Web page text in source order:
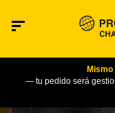
— tu pedido será